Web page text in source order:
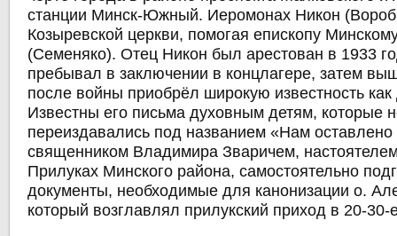
станции Минск-Южный. Иеромонах Никон
Козыревской церкви, помогая епископу
(Семеняко). Отец Никон был арестован в 1933
пребывал в заключении в концлагере, затем
после войны приобрёл широкую известность как
Известны его письма духовным детям, которые
переиздавались под названием «Нам
священником Владимира Зваричем,
Прилуках Минского района, самостоятельно
документы, необходимые для канонизации о.
который возглавлял прилукский приход в 20-30-